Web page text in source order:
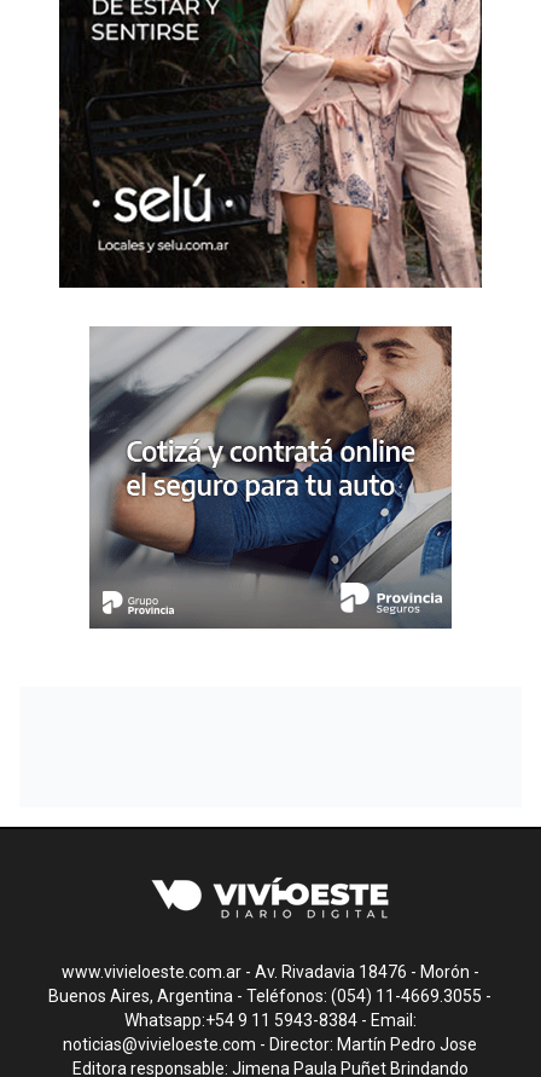
www.vivieloeste.com.ar - Av. Rivadavia 18476 - Morón -
Buenos Aires, Argentina - Teléfonos: (054) 11-4669.3055 -
Whatsapp:+54 9 11 5943-8384 - Email:
noticias@vivieloeste.com - Director: Martín Pedro Jose
Editora responsable: Jimena Paula Puñet Brindando